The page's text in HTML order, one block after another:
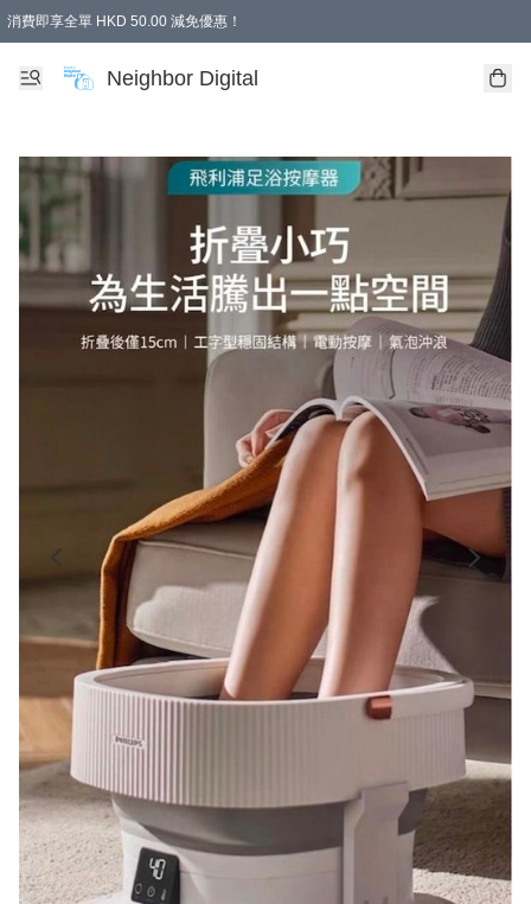
消費即享全單 HKD 50.00 減免優惠！
Neighbor Digital